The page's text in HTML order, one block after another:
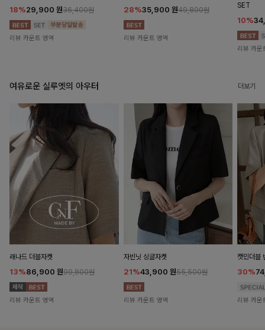
18%29,900 원36,400원
리뷰 카운트 영역
28%35,900 원49,800원
리뷰 카운트 영역
SET
10%
리뷰 카운
여유로운 실루엣의 아우터 더보기
래나드 더블자켓
13%86,900 원99,800원
리뷰 카운트 영역
자빈닛 싱글자켓
21%43,900 원55,500원
리뷰 카운트 영역
캣민더블
30%
리뷰 카운